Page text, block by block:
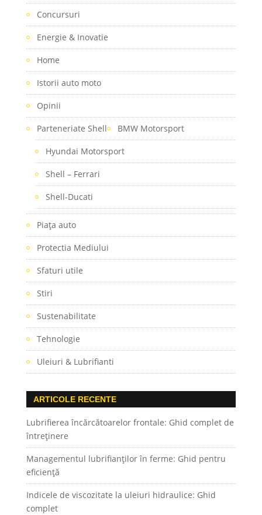
Concursuri
Energie & Inovatie
Home
Istorii auto moto
Opinii
Parteneriate Shell BMW Motorsport
Hyundai Motorsport
Shell – Ferrari
Shell-Ducati
Piaţa auto
Protectia Mediului
Sfaturi utile
Stiri
Sustenabilitate
Tehnologie
Uleiuri & Lubrifianti
ARTICOLE RECENTE
Lubrifierea încărcătoarelor frontale: Ghid complet de
întreținere
Managementul lubrifianților în ferme: Ghid pentru
eficiență
Indicele de viscozitate la uleiuri hidraulice: Ghid
complet